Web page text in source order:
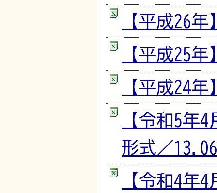
【平成26
【平成25
【平成24
【令和5年
形式／
【令和4年